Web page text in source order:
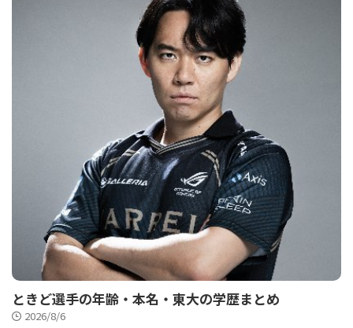
ときど選手の年齢・本名・東大の学歴まとめ
2026/8/6